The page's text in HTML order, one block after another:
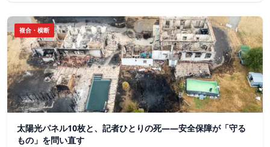
複合・横断
太陽光パネル10枚と、記者ひとりの死——安全保障が「守る
もの」を問い直す